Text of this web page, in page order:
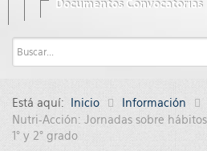
Documentos Convocatorias
Está aquí: Inicio Información
Nutri-Acción: Jornadas sobre
1° y 2° grado